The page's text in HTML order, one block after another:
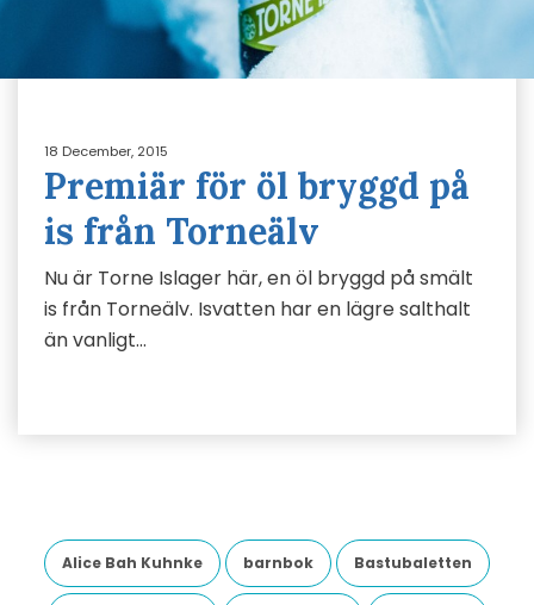
18 December, 2015
Premiär för öl bryggd på
is från Torneälv
Nu är Torne Islager här, en öl bryggd på smält
is från Torneälv. Isvatten har en lägre salthalt
än vanligt…
Alice Bah Kuhnke barnbok Bastubaletten